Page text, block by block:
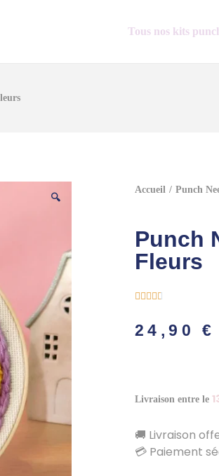
Tous nos kits
🔍
Accueil / Punch
Punch
Fleurs
    
24,90€
Livraison entre le
🚚 Livraison
💳 Paiement